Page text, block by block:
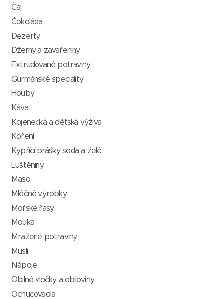
Čaj
Čokoláda
Dezerty
Džemy a zavařeniny
Extrudované potraviny
Gurmánské speciality
Houby
Káva
Kojenecká a dětská výživa
Koření
Kypřící prášky, soda a želé
Luštěniny
Maso
Mléčné výrobky
Mořské řasy
Mouka
Mražené potraviny
Müsli
Nápoje
Obilné vločky a obiloviny
Ochucovadla